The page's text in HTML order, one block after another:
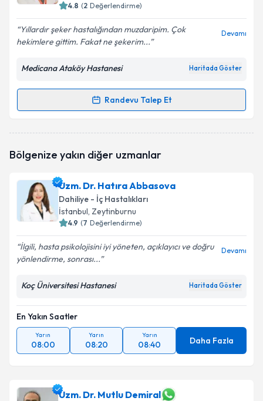
Kişisel verilerimin işlenmesine ilişkin
Aydınlatma
kapsamda işlenmesini kabul ediyorum.
Takvim Talebini Gönder
4.8 (2 Değerlendirme)
Yıllardır şeker hastalığından muzdaripim. Çok
hekimlere gittim. Fakat ne şekerim...
Devamı
Medicana Ataköy Hastanesi Haritada Göster
Randevu Talep Et
Randevu Takvimi Talebi
oluşturun. Size bu uzmandan randevu almanız için bir
E-posta Adresiniz
Kişisel verilerimin işlenmesine ilişkinAydınlatma
Metni'ni okudum ve kişisel verilerimin belirtilen
Takvim Talebini Gönder
Bölgenize yakın diğer uzmanlar
Uzm. Dr. Hatıra Abbasova
Dahiliye - İç Hastalıkları
İstanbul, Zeytinburnu
4.9 (7 Değerlendirme)
İlgili, hasta psikolojisini iyi yöneten, açıklayıcı ve doğru
yönlendirme, sonrası...
Devamı
Koç Üniversitesi Hastanesi Haritada Göster
En Yakın Saatler
Yarın
08:00
Yarın
08:20
Yarın
08:40 Daha Fazla
Uzm. Dr. Mutlu Demiral